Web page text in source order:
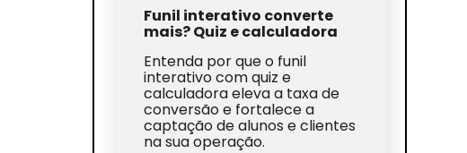
Funil interativo converte
mais? Quiz e calculadora
Entenda por que o funil
interativo com quiz e
calculadora eleva a taxa de
conversão e fortalece a
captação de alunos e clientes
na sua operação.